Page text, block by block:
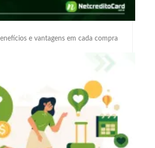
e vantagens em cada compra